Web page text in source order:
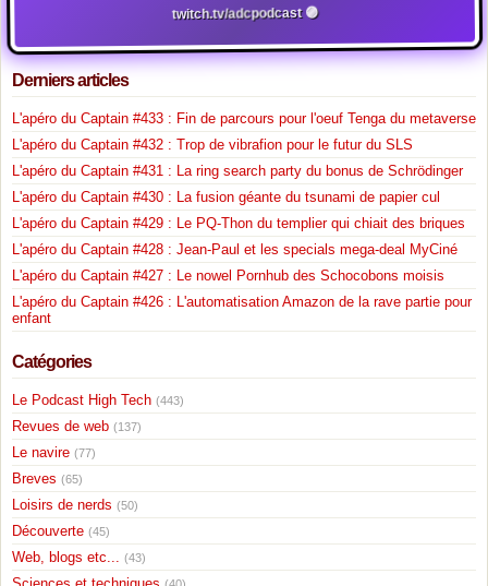
twitch.tv/adcpodcast 🟣
Derniers articles
L'apéro du Captain #433 : Fin de parcours pour l'oeuf Tenga du metaverse
L'apéro du Captain #432 : Trop de vibrafion pour le futur du SLS
L'apéro du Captain #431 : La ring search party du bonus de Schrödinger
L'apéro du Captain #430 : La fusion géante du tsunami de papier cul
L'apéro du Captain #429 : Le PQ-Thon du templier qui chiait des briques
L'apéro du Captain #428 : Jean-Paul et les specials mega-deal MyCiné
L'apéro du Captain #427 : Le nowel Pornhub des Schocobons moisis
L'apéro du Captain #426 : L'automatisation Amazon de la rave partie pour
enfant
Catégories
Le Podcast High Tech (443)
Revues de web (137)
Le navire (77)
Breves (65)
Loisirs de nerds (50)
Découverte (45)
Web, blogs etc... (43)